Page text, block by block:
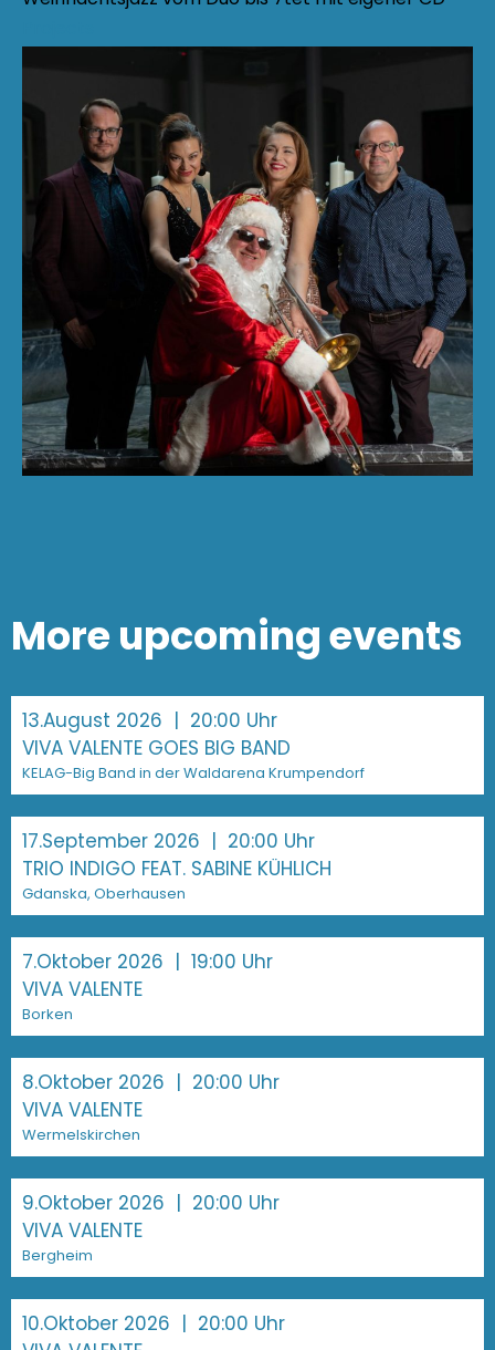
More upcoming events
13.August 2026 | 20:00 Uhr
VIVA VALENTE GOES BIG BAND
KELAG-Big Band in der Waldarena Krumpendorf
17.September 2026 | 20:00 Uhr
TRIO INDIGO FEAT. SABINE KÜHLICH
Gdanska, Oberhausen
7.Oktober 2026 | 19:00 Uhr
VIVA VALENTE
Borken
8.Oktober 2026 | 20:00 Uhr
VIVA VALENTE
Wermelskirchen
9.Oktober 2026 | 20:00 Uhr
VIVA VALENTE
Bergheim
10.Oktober 2026 | 20:00 Uhr